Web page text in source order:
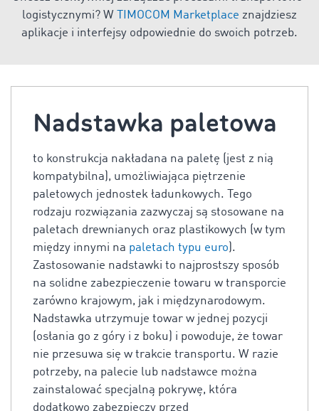
logistycznymi? W
TIMOCOM Marketplace znajdziesz
aplikacje i interfejsy odpowiednie do swoich potrzeb.
Nadstawka paletowa
to konstrukcja nakładana na paletę (jest z nią
kompatybilna), umożliwiająca piętrzenie
paletowych jednostek ładunkowych. Tego
rodzaju rozwiązania zazwyczaj są stosowane na
paletach drewnianych oraz plastikowych (w tym
między innymi na paletach typu euro ).
Zastosowanie nadstawki to najprostszy sposób
na solidne zabezpieczenie towaru w transporcie
zarówno krajowym, jak i międzynarodowym.
Nadstawka utrzymuje towar w jednej pozycji
(osłania go z góry i z boku) i powoduje, że towar
nie przesuwa się w trakcie transportu. W razie
potrzeby, na palecie lub nadstawce można
zainstalować specjalną pokrywę, która
dodatkowo zabezpieczy przed